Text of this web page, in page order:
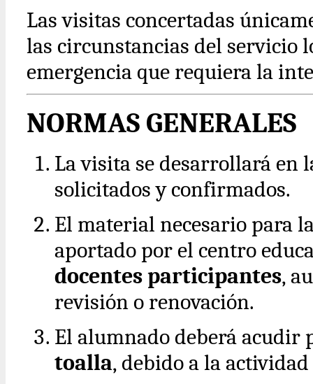
Las visitas concertadas
las circunstancias del servicio
emergencia que requiera la
NORMAS GENERALES
La visita se desarrollará en
solicitados y confirmados.
El material necesario para
aportado por el centro
docentes participantes,
revisión o renovación.
El alumnado deberá acudir
toalla, debido a la